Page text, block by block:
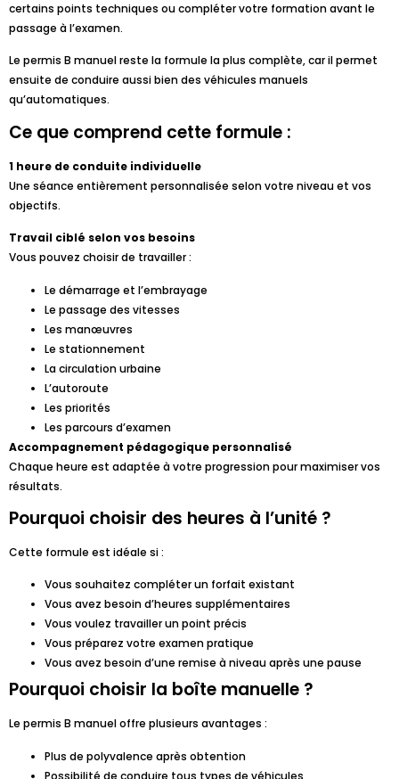
certains points techniques ou compléter votre formation avant le
passage à l’examen.
Le permis B manuel reste la formule la plus complète, car il permet
ensuite de conduire aussi bien des véhicules manuels
qu’automatiques.
Ce que comprend cette formule :
1 heure de conduite individuelle
Une séance entièrement personnalisée selon votre niveau et vos
objectifs.
Travail ciblé selon vos besoins
Vous pouvez choisir de travailler :
Le démarrage et l’embrayage
Le passage des vitesses
Les manœuvres
Le stationnement
La circulation urbaine
L’autoroute
Les priorités
Les parcours d’examen
Accompagnement pédagogique personnalisé
Chaque heure est adaptée à votre progression pour maximiser vos
résultats.
Pourquoi choisir des heures à l’unité ?
Cette formule est idéale si :
Vous souhaitez compléter un forfait existant
Vous avez besoin d’heures supplémentaires
Vous voulez travailler un point précis
Vous préparez votre examen pratique
Vous avez besoin d’une remise à niveau après une pause
Pourquoi choisir la boîte manuelle ?
Le permis B manuel offre plusieurs avantages :
Plus de polyvalence après obtention
Possibilité de conduire tous types de véhicules